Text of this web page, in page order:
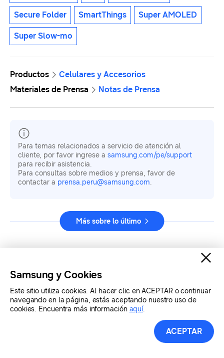
Secure Folder SmartThings Super AMOLED
Super Slow-mo
Productos
Celulares y Accesorios
Materiales de Prensa
Notas de Prensa
Para temas relacionados a servicio de atención al
cliente, por favor ingrese a samsung.com/pe/support
para recibir asistencia.
Para consultas sobre medios y prensa, favor de
contactar a prensa.peru@samsung.com.
Más sobre lo último
Samsung y Cookies
Este sitio utiliza cookies. Al hacer clic en ACEPTAR o continuar
navegando en la página, estás aceptando nuestro uso de
cookies. Encuentra más información aquí.
ACEPTAR